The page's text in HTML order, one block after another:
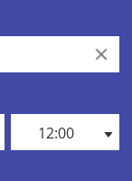
Clear
12:00